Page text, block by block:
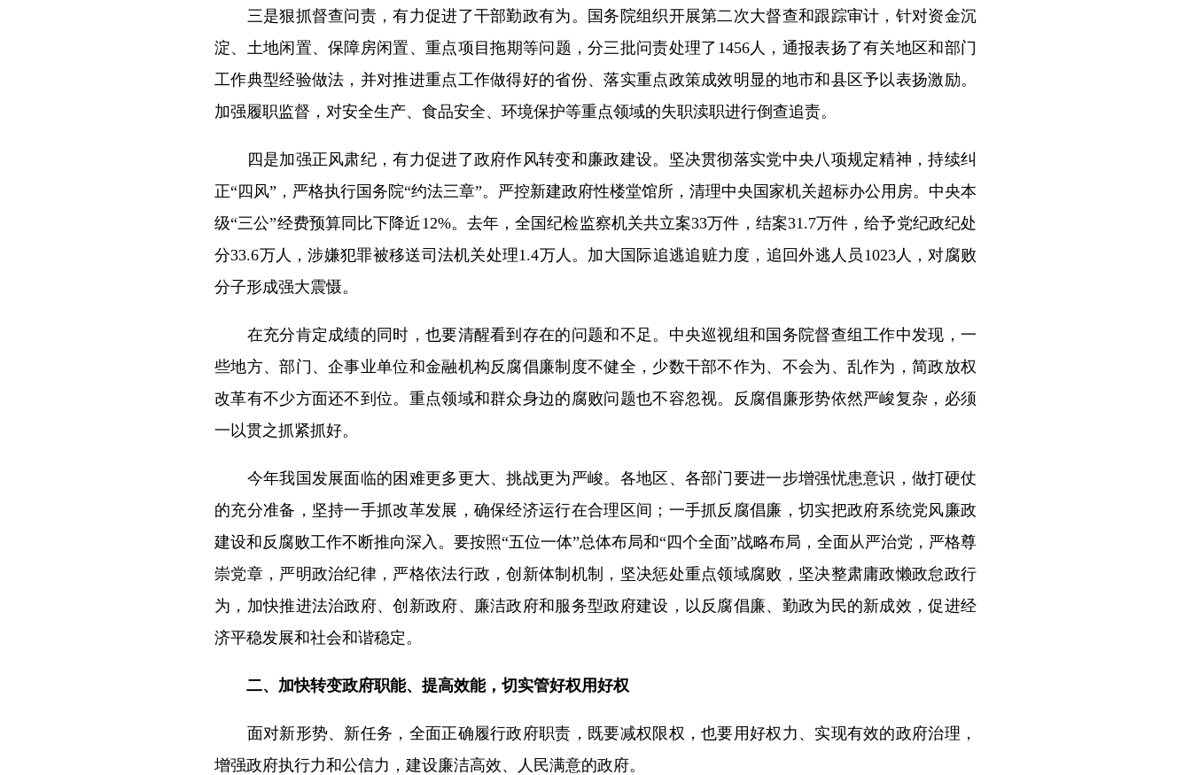
三是狠抓督查问责，有力促进了干部勤政有为。国务院组织开展第二次大督查和跟踪审计，针对资金沉
淀、土地闲置、保障房闲置、重点项目拖期等问题，分三批问责处理了1456人，通报表扬了有关地区和部门
工作典型经验做法，并对推进重点工作做得好的省份、落实重点政策成效明显的地市和县区予以表扬激励。
加强履职监督，对安全生产、食品安全、环境保护等重点领域的失职渎职进行倒查追责。
四是加强正风肃纪，有力促进了政府作风转变和廉政建设。坚决贯彻落实党中央八项规定精神，持续纠
正“四风”，严格执行国务院“约法三章”。严控新建政府性楼堂馆所，清理中央国家机关超标办公用房。中央本
级“三公”经费预算同比下降近12%。去年，全国纪检监察机关共立案33万件，结案31.7万件，给予党纪政纪处
分33.6万人，涉嫌犯罪被移送司法机关处理1.4万人。加大国际追逃追赃力度，追回外逃人员1023人，对腐败
分子形成强大震慑。
在充分肯定成绩的同时，也要清醒看到存在的问题和不足。中央巡视组和国务院督查组工作中发现，一
些地方、部门、企事业单位和金融机构反腐倡廉制度不健全，少数干部不作为、不会为、乱作为，简政放权
改革有不少方面还不到位。重点领域和群众身边的腐败问题也不容忽视。反腐倡廉形势依然严峻复杂，必须
一以贯之抓紧抓好。
今年我国发展面临的困难更多更大、挑战更为严峻。各地区、各部门要进一步增强忧患意识，做打硬仗
的充分准备，坚持一手抓改革发展，确保经济运行在合理区间；一手抓反腐倡廉，切实把政府系统党风廉政
建设和反腐败工作不断推向深入。要按照“五位一体”总体布局和“四个全面”战略布局，全面从严治党，严格尊
崇党章，严明政治纪律，严格依法行政，创新体制机制，坚决惩处重点领域腐败，坚决整肃庸政懒政怠政行
为，加快推进法治政府、创新政府、廉洁政府和服务型政府建设，以反腐倡廉、勤政为民的新成效，促进经
济平稳发展和社会和谐稳定。
二、加快转变政府职能、提高效能，切实管好权用好权
面对新形势、新任务，全面正确履行政府职责，既要减权限权，也要用好权力、实现有效的政府治理，
增强政府执行力和公信力，建设廉洁高效、人民满意的政府。